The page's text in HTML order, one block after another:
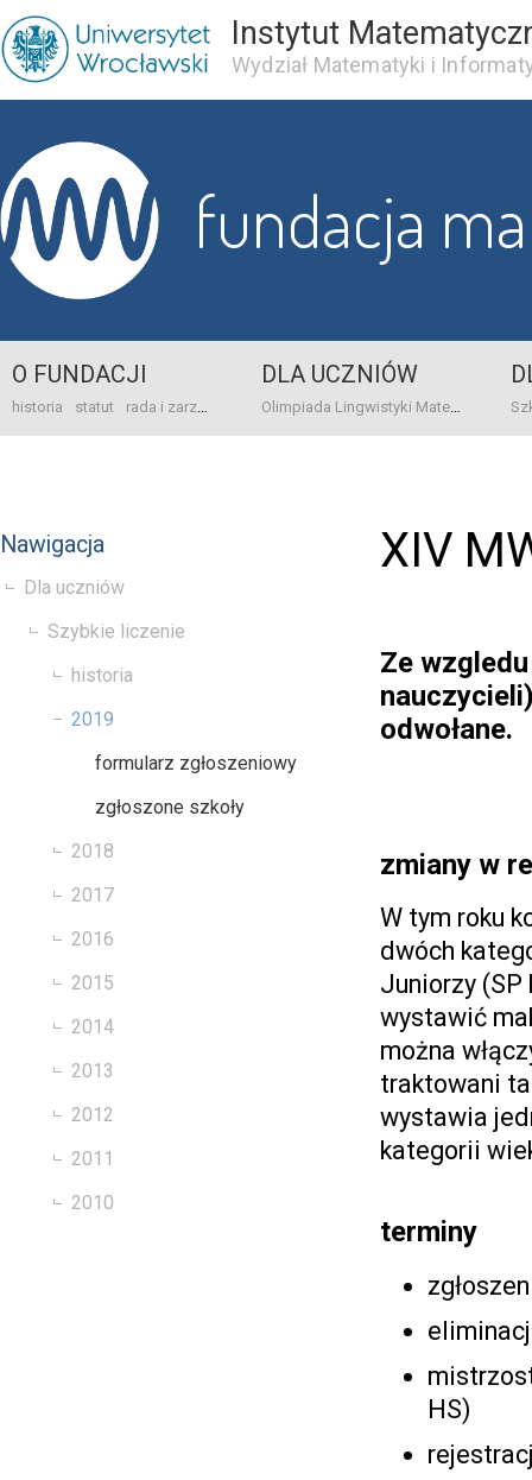
Instytut
Wydział Matematyki i
fundacja
O FUNDACJI
historia statut rada i zarząd dane bankowo-adresowe kontakt
DLA UCZNIÓW
Olimpiada Lingwistyki Matematycznej
Nawigacja
Dla uczniów
Szybkie liczenie
historia
2019
formularz zgłoszeniowy
zgłoszone szkoły
2018
2017
2016
2015
2014
2013
2012
2011
2010
XIV
Ze
odwołane.
zmiany w
W tym roku
dwóch
Juniorzy (SP
wystawić
można
traktowani
wystawia
kategorii
terminy
HS)